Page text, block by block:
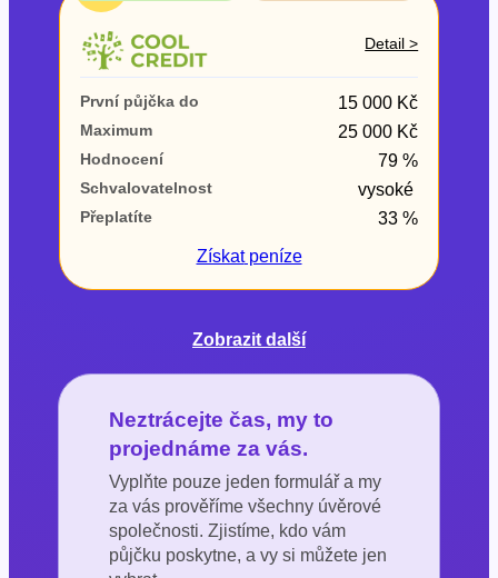
ne
Detail >
První půjčka do 15 000 Kč
Maximum 25 000 Kč
Hodnocení 79 %
Schvalovatelnost vysoké
Přeplatíte
33 %
Získatpeníze
Zobrazit další
Neztrácejte čas, my to
projednáme za vás.
Vyplňte pouze jeden formulář a my
za vás prověříme všechny úvěrové
společnosti. Zjistíme, kdo vám
půjčku poskytne, a vy si můžete jen